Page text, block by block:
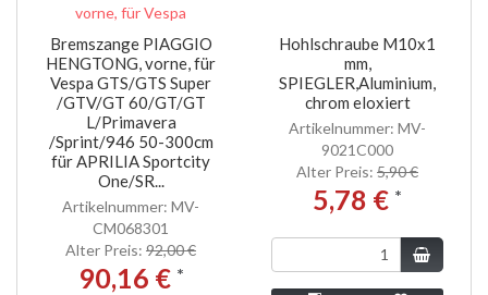
Bremszange PIAGGIO
HENGTONG, vorne, für
Vespa GTS/GTS Super
/GTV/GT 60/GT/GT
L/Primavera
/Sprint/946 50-300cm
für APRILIA Sportcity
One/SR...
Artikelnummer: MV-
CM068301
Alter Preis: 92,00 €
90,16 € *
Hohlschraube M10x1
mm,
SPIEGLER,Aluminium,
chrom eloxiert
Artikelnummer: MV-
9021C000
Alter Preis: 5,90 €
5,78 € *